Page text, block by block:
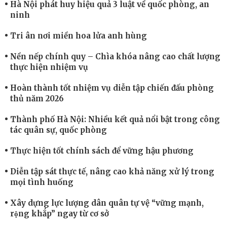
Hà Nội phát huy hiệu quả 3 luật về quốc phòng, an
ninh
Tri ân nơi miền hoa lửa anh hùng
Nền nếp chính quy – Chìa khóa nâng cao chất lượng
thực hiện nhiệm vụ
Hoàn thành tốt nhiệm vụ diễn tập chiến đấu phòng
thủ năm 2026
Thành phố Hà Nội: Nhiều kết quả nổi bật trong công
tác quân sự, quốc phòng
Thực hiện tốt chính sách để vững hậu phương
Diễn tập sát thực tế, nâng cao khả năng xử lý trong
mọi tình huống
Xây dựng lực lượng dân quân tự vệ “vững mạnh,
rộng khắp” ngay từ cơ sở